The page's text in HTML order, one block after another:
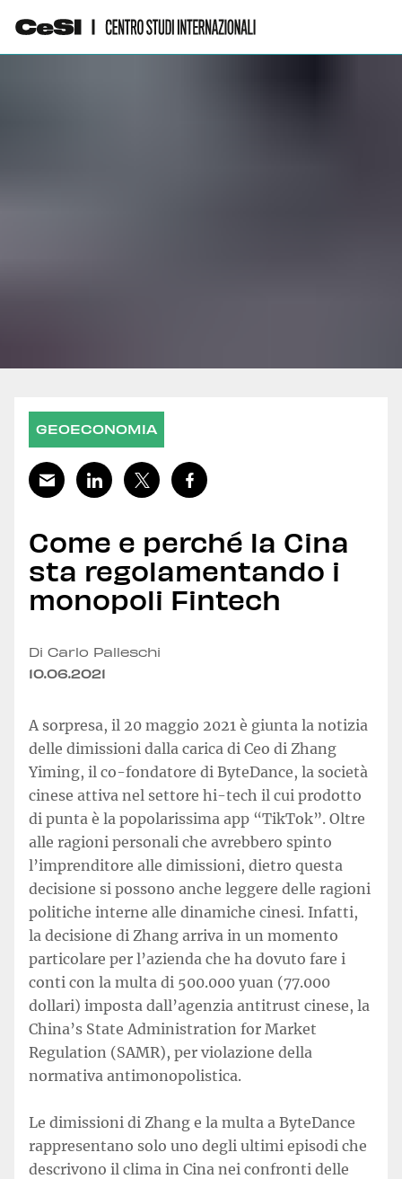
GEOECONOMIA
Come e perché la Cina
sta regolamentando i
monopoli Fintech
Di Carlo Palleschi
10.06.2021
A sorpresa, il 20 maggio 2021 è giunta la notizia
delle dimissioni dalla carica di Ceo di Zhang
Yiming, il co-fondatore di ByteDance, la società
cinese attiva nel settore hi-tech il cui prodotto
di punta è la popolarissima app “TikTok”. Oltre
alle ragioni personali che avrebbero spinto
l’imprenditore alle dimissioni, dietro questa
decisione si possono anche leggere delle ragioni
politiche interne alle dinamiche cinesi. Infatti,
la decisione di Zhang arriva in un momento
particolare per l’azienda che ha dovuto fare i
conti con la multa di 500.000 yuan (77.000
dollari) imposta dall’agenzia antitrust cinese, la
China’s State Administration for Market
Regulation (SAMR), per violazione della
normativa antimonopolistica.
Le dimissioni di Zhang e la multa a ByteDance
rappresentano solo uno degli ultimi episodi che
descrivono il clima in Cina nei confronti delle